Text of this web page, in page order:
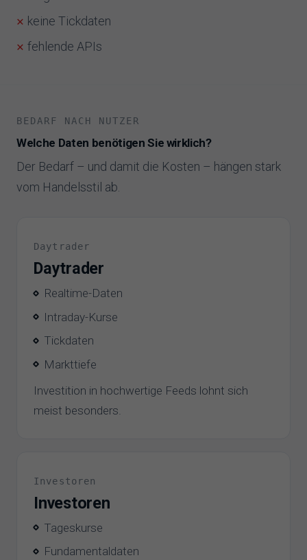
keine Tickdaten
fehlende APIs
BEDARF NACH NUTZER
Welche Daten benötigen Sie wirklich?
Der Bedarf – und damit die Kosten – hängen stark
vom Handelsstil ab.
Daytrader
Daytrader
Realtime-Daten
Intraday-Kurse
Tickdaten
Markttiefe
Investition in hochwertige Feeds lohnt sich
meist besonders.
Investoren
Investoren
Tageskurse
Fundamentaldaten